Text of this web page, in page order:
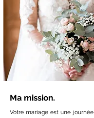
Ma mission.
Votre mariage est une journée